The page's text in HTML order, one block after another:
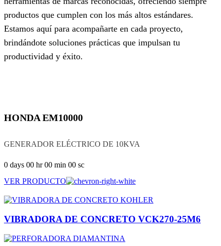
productos que cumplen con los más altos estándares.
Estamos aquí para acompañarte en cada proyecto,
brindándote soluciones prácticas que impulsan tu
productividad y éxito.
HONDA EM10000
GENERADOR ELÉCTRICO DE 10KVA
0 days 00 hr00 min 00 sc
VER PRODUCTO
VIBRADORA DE CONCRETO VCK270-25M6